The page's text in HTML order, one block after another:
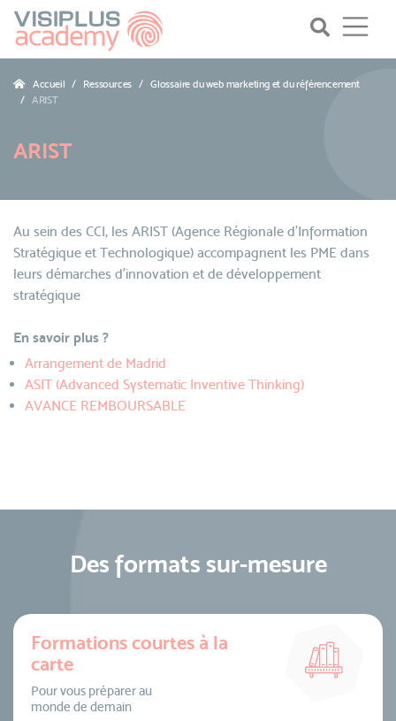
Accueil Ressources
Glossaire du web marketing et du référencement
ARIST
ARIST
Au sein des CCI, les ARIST (Agence Régionale d'Information
Stratégique et Technologique) accompagnent les PME dans
leurs démarches d'innovation et de développement
stratégique
En savoir plus ?
Arrangement de Madrid
ASIT (Advanced Systematic Inventive Thinking)
AVANCE REMBOURSABLE
Des formats sur-mesure
Formations courtes à la
carte
Pour vous préparer au
monde de demain